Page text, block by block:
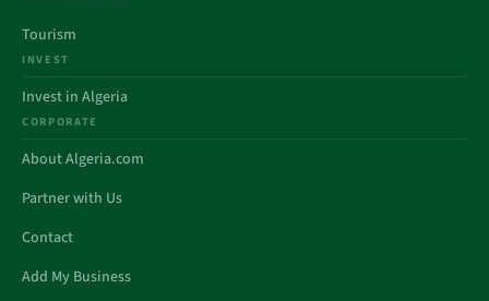
Tourism
INVEST
Invest in Algeria
CORPORATE
About Algeria.com
Partner with Us
Contact
Add My Business